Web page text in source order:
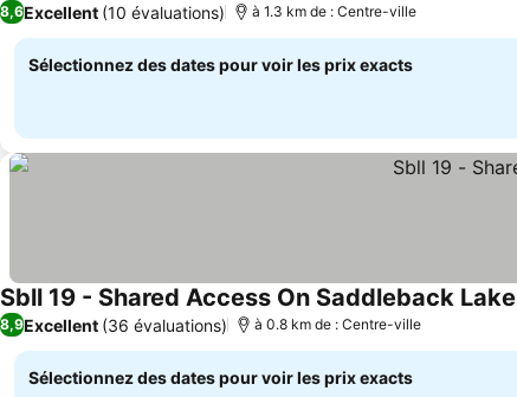
8,6Excellent (10 évaluations) à 1.3 km de : Centre-ville
Sélectionnez des dates pour voir les prix exacts
Sbll 19 - Shared Access On Saddleback Lake
8,9Excellent (36 évaluations) à 0.8 km de : Centre-ville
Sélectionnez des dates pour voir les prix exacts